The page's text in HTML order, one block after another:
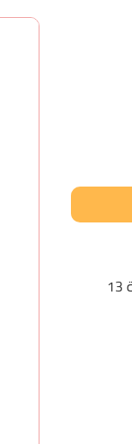
درل شحن 20 فولت شاكوش جوزة 13